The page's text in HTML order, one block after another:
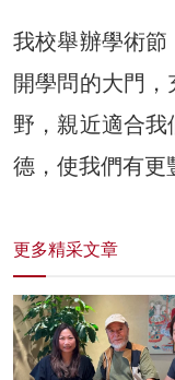
我校舉辦學術
開學問的大門
野，親近適合
德，使我們有更
更多精采文章